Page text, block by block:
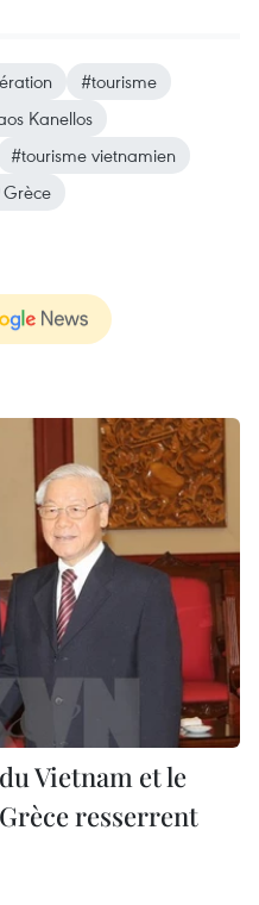
#tourisme
Kanellos
#tourisme vietnamien
Grèce
Vietnam et le
resserrent